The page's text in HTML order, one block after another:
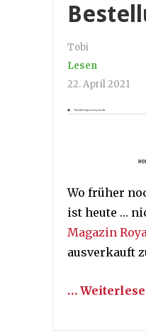
Tobi
Lesen
22. April 2021
Wo früher
ist heute …
Magazin
ausverkauft
…